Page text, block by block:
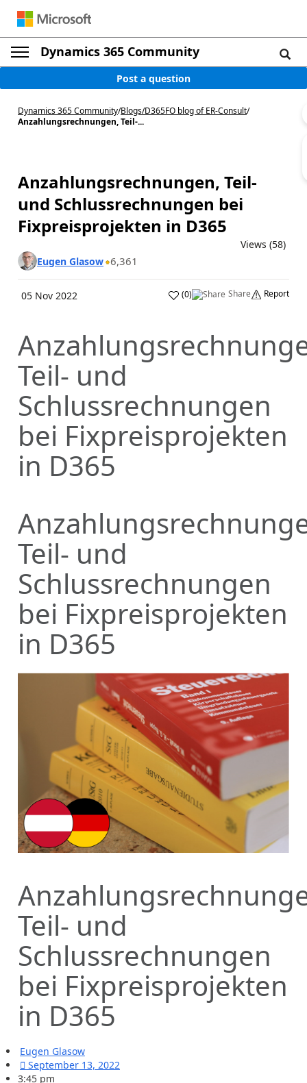
Dynamics 365 Community
Post a question
Dynamics 365 Community/Blogs/D365FO blog of ER-Consult/
Anzahlungsrechnungen, Teil-...
Anzahlungsrechnungen, Teil-
und Schlussrechnungen bei
Fixpreisprojekten in D365
Views (58)
Eugen Glasow 6,361
05 Nov 2022 (0) Share Report
Teil- und
Schlussrechnungen
bei Fixpreisprojekten
in D365
Teil- und
Schlussrechnungen
bei Fixpreisprojekten
in D365
Teil- und
Schlussrechnungen
bei Fixpreisprojekten
in D365
Eugen Glasow
September 13, 2022
3:45 pm